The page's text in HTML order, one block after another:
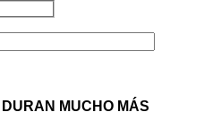
MUCHO MÁS